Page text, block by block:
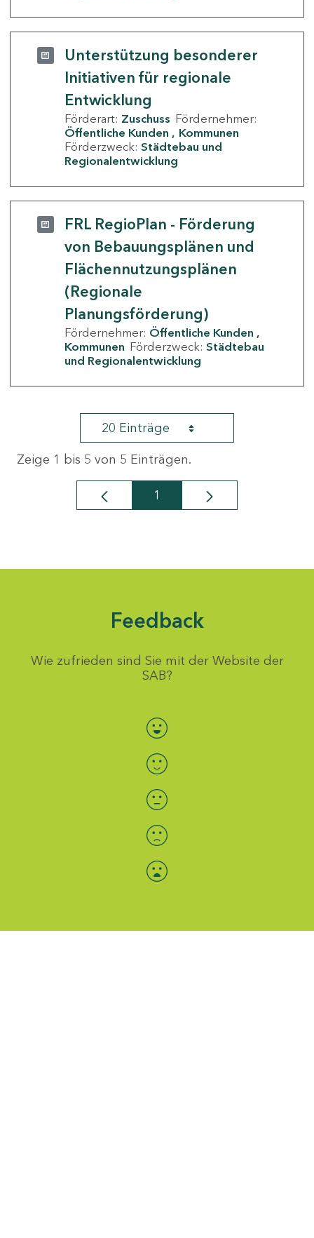
Unterstützung besonderer
Initiativen für regionale
Entwicklung
Förderart: Zuschuss Fördernehmer:
Öffentliche Kunden
Kommunen
Förderzweck: Städtebau und
Regionalentwicklung
FRL RegioPlan - Förderung
von Bebauungsplänen und
Flächennutzungsplänen
(Regionale
Planungsförderung)
Fördernehmer: Öffentliche Kunden
Kommunen Förderzweck: Städtebau
und Regionalentwicklung
20 Einträge
Zeige 1 bis 5 von 5 Einträgen.
Seite
1
Feedback
Wie zufrieden sind Sie mit der Website der
SAB?
Bewertung auswählen